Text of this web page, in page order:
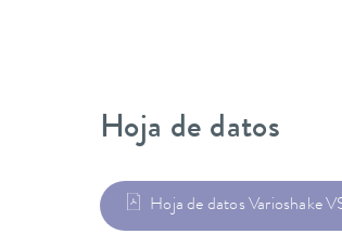
Hoja de datos
Hoja de datos Varioshake